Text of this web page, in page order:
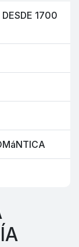
1700